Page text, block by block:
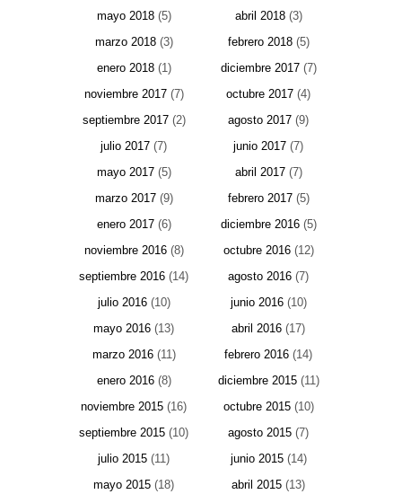
mayo 2018(5) abril 2018(3)
marzo 2018(3) febrero 2018(5)
enero 2018(1) diciembre 2017(7)
noviembre 2017(7) octubre 2017 (4)
septiembre 2017(2) agosto 2017 (9)
julio 2017 (7) junio 2017 (7)
mayo 2017(5) abril 2017(7)
marzo 2017(9) febrero 2017(5)
enero 2017(6) diciembre 2016(5)
noviembre 2016(8) octubre 2016(12)
septiembre 2016 (14) agosto 2016 (7)
julio 2016(10) junio 2016(10)
mayo 2016 (13) abril 2016 (17)
marzo 2016(11) febrero 2016 (14)
enero 2016(8) diciembre 2015(11)
noviembre 2015 (16) octubre 2015(10)
septiembre 2015 (10) agosto 2015 (7)
julio 2015 (11) junio 2015(14)
mayo 2015 (18) abril 2015 (13)